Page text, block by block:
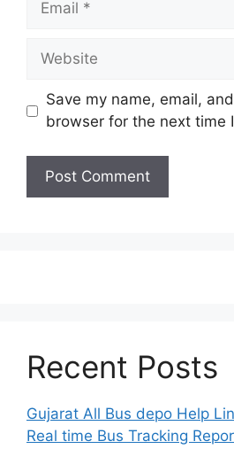
Website
Save my name, email,
browser for the next time
Recent Posts
Gujarat All Bus depo Help
Real time Bus Tracking